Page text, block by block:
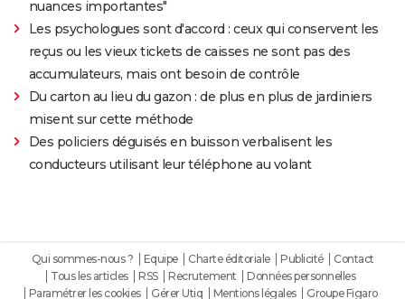
nuances importantes"
Les psychologues sont d'accord : ceux qui conservent les
reçus ou les vieux tickets de caisses ne sont pas des
accumulateurs, mais ont besoin de contrôle
Du carton au lieu du gazon : de plus en plus de jardiniers
misent sur cette méthode
Des policiers déguisés en buisson verbalisent les
conducteurs utilisant leur téléphone au volant
Qui sommes-nous ? Equipe Charte éditoriale Publicité
Contact
Tous les articles
RSS Recrutement
Données personnelles
Paramétrer les cookies
Gérer Utiq Mentions légales Groupe Figaro